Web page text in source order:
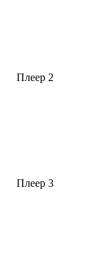
Плеер 2
Плеер 3